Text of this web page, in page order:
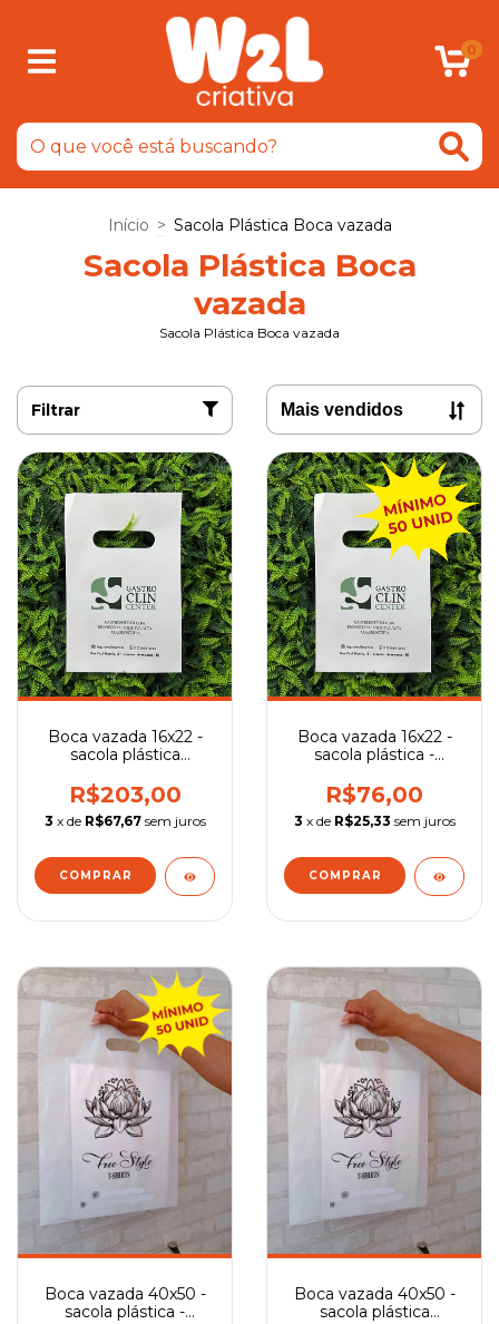
0
Início > Sacola Plástica Boca vazada
Sacola Plástica Boca
vazada
Sacola Plástica Boca vazada
Filtrar
Boca vazada 16x22 -
sacola plástica
R$203,00
3 x de R$67,67 sem juros
COMPRAR
Boca vazada 16x22 -
sacola plástica -
R$76,00
3 x de R$25,33 sem juros
COMPRAR
Boca vazada 40x50 -
sacola plástica -
Boca vazada 40x50 -
sacola plástica